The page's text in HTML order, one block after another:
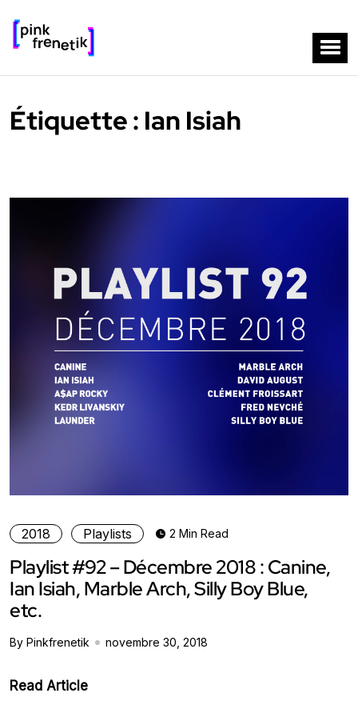
Étiquette : Ian Isiah
2018 Playlists 2 Min Read
Playlist #92 – Décembre 2018 : Canine,
Ian Isiah, Marble Arch, Silly Boy Blue,
etc.
By Pinkfrenetik novembre 30, 2018
Read Article